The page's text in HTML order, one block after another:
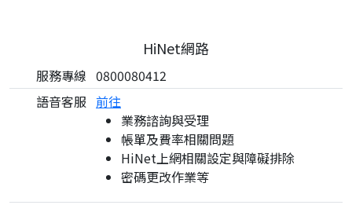
HiNet網路
服務專線 0800080412
語音客服 前往
業務諮詢與受理
帳單及費率相關問題
HiNet上網相關設定與障礙排除
密碼更改作業等